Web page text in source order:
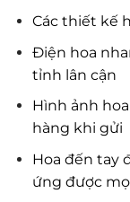
Các thiết kế
Điện hoa
tỉnh lân cận
Hình ảnh
hàng khi gửi
Hoa đến tay
ứng được